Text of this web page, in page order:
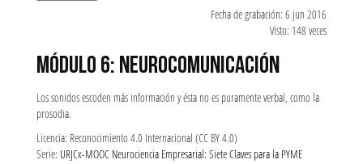
Fecha de grabación: 6 jun 2016
Visto: 148 veces
MÓDULO 6: NEUROCOMUNICACIÓN
Los sonidos escoden más información y ésta no es puramente verbal, como la
prosodia.
Licencia: Reconocimiento 4.0 Internacional (CC BY 4.0)
Serie: URJCx-MOOC Neurociencia Empresarial: Siete Claves para la PYME